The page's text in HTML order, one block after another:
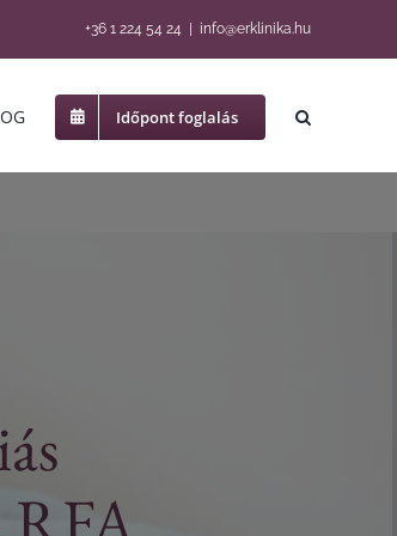
+36 1 224 54 24 info@erklinika.hu
Időpont foglalás